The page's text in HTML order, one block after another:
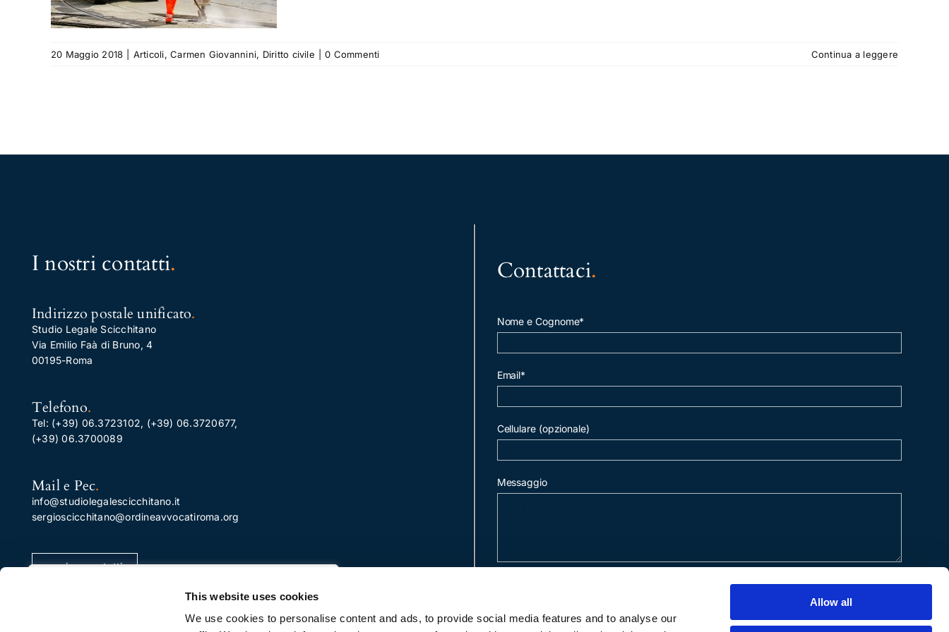
This website uses cookies
We use cookies to personalise content and ads, to provide social media features and to analyse our
Allow all
Utilizziamo i cookie per migliorare la tua esperienza di
navigazione, pubblicare annunci o contenuti
20 Maggio 2018 Articoli,Carmen Giovannini, Diritto civile 0 Commenti Continua a leggere
I nostri contatti.
Indirizzo postale unificato.
Studio Legale Scicchitano
Via Emilio Faà di Bruno, 4
00195-Roma
Telefono.
Tel: (+39) 06.3723102, (+39) 06.3720677,
(+39) 06.3700089
Mail e Pec.
info@studiolegalescicchitano.it
sergioscicchitano@ordineavvocatiroma.org
pagina contatti
Contattaci.
Nome e Cognome*
Email*
Cellulare (opzionale)
Messaggio